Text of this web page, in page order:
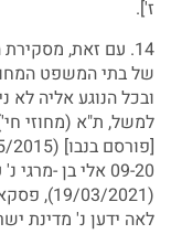
ז'].
14. עם זאת,
של בתי המשפט
ובכל הנוגע אליה לא
09-20 אלי בן -
לאה ידען נ' מדינת